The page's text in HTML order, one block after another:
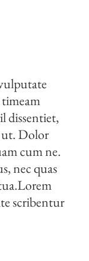
dissentiet,
ut. Dolor
cum ne.
nec quas
scribentur